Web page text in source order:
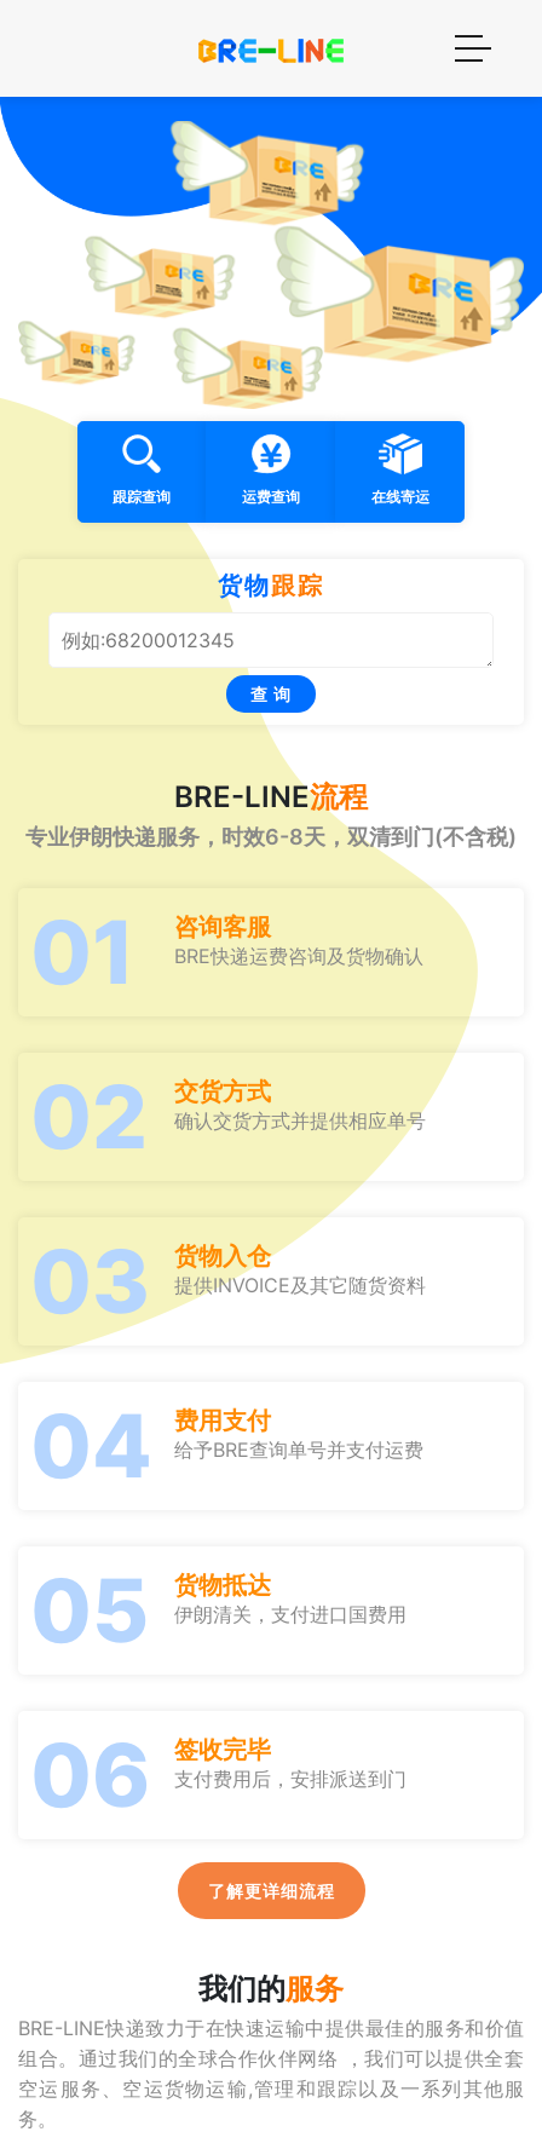
跟踪查询 运费查询 在线寄运
货物跟踪
查 询
BRE-LINE流程
专业伊朗快递服务，时效6-8天，双清到门(不含税)
01 咨询客服
BRE快递运费咨询及货物确认
02 交货方式
确认交货方式并提供相应单号
03 货物入仓
提供INVOICE及其它随货资料
04 费用支付
给予BRE查询单号并支付运费
05 货物抵达
伊朗清关，支付进口国费用
06 签收完毕
支付费用后，安排派送到门
了解更详细流程
我们的服务
BRE-LINE快递致力于在快速运输中提供最佳的服务和价值
组合。通过我们的全球合作伙伴网络 ，我们可以提供全套
空运服务、空运货物运输,管理和跟踪以及一系列其他服
务。